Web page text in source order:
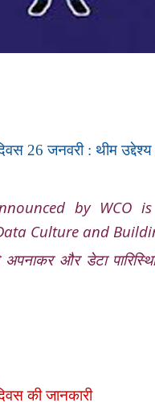
26 जनवरी : थीम उद्देश्य
by WCO
Culture and
और डेटा
की जानकारी